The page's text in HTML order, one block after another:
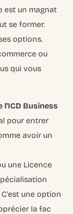
est un magnat
se former.
options.
ou
qui vous
Business
pour entrer
avoir un
une Licence
une option
la fac